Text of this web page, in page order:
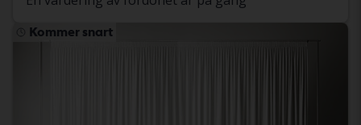
Kommer snart